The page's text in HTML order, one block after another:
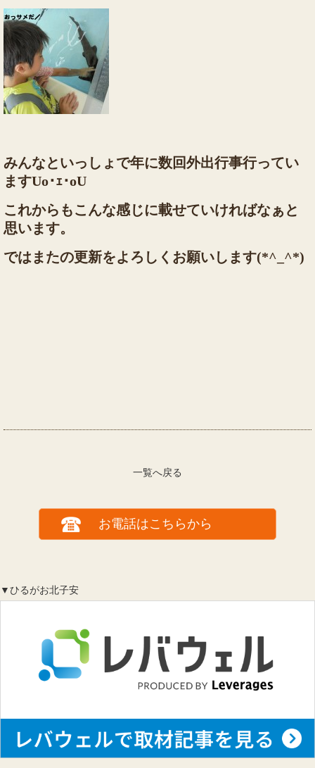
みんなといっしょで年に数回外出行事行ってい
ますUo･ｪ･oU
これからもこんな感じに載せていければなぁと
思います。
ではまたの更新をよろしくお願いします(*^_^*)
一覧へ戻る
お電話はこちらから
▼ひるがお北子安